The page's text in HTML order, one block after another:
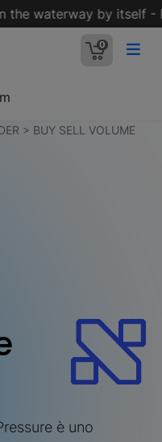
waterway by itself -
0
> BUY SELL VOLUME
è uno